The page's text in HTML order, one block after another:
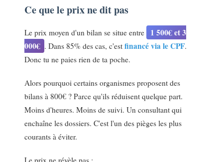
Ce que le prix ne dit pas
Le prix moyen d'un bilan se situe entre
1 500€ et 3
000€ . Dans 85% des cas, c'est financé via le CPF.
Donc tu ne paies rien de ta poche.
Alors pourquoi certains organismes proposent des
bilans à 800€ ? Parce qu'ils réduisent quelque part.
Moins d'heures. Moins de suivi. Un consultant qui
enchaîne les dossiers. C'est l'un des pièges les plus
courants à éviter.
Le prix ne révèle pas :